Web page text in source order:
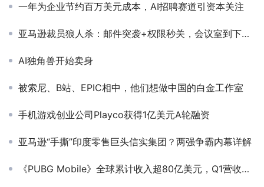
一年为企业节约百万美元成本，AI招聘赛道引资本关注
亚马逊裁员狼人杀：邮件突袭+权限秒关，会议室到下周三全部订满
AI独角兽开始卖身
被索尼、B站、EPIC相中，他们想做中国的白金工作室
手机游戏创业公司Playco获得1亿美元A轮融资
亚马逊“手撕”印度零售巨头信实集团？两强争霸内幕详解
《PUBG Mobile》全球累计收入超80亿美元，Q1营收仅次于《王者荣耀》